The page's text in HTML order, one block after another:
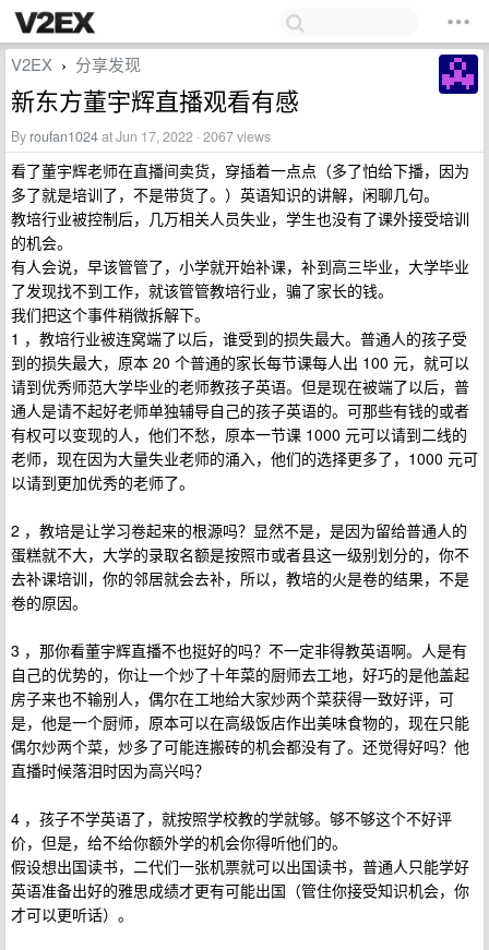
V2EX › 分享发现
新东方董宇辉直播观看有感
By roufan1024at Jun 17, 2022 · 2067 views
看了董宇辉老师在直播间卖货，穿插着一点点（多了怕给下播，因为
多了就是培训了，不是带货了。）英语知识的讲解，闲聊几句。
教培行业被控制后，几万相关人员失业，学生也没有了课外接受培训
的机会。
有人会说，早该管管了，小学就开始补课，补到高三毕业，大学毕业
了发现找不到工作，就该管管教培行业，骗了家长的钱。
我们把这个事件稍微拆解下。
1 ，教培行业被连窝端了以后，谁受到的损失最大。普通人的孩子受
到的损失最大，原本 20 个普通的家长每节课每人出 100 元，就可以
请到优秀师范大学毕业的老师教孩子英语。但是现在被端了以后，普
通人是请不起好老师单独辅导自己的孩子英语的。可那些有钱的或者
有权可以变现的人，他们不愁，原本一节课 1000 元可以请到二线的
老师，现在因为大量失业老师的涌入，他们的选择更多了，1000 元可
以请到更加优秀的老师了。
2 ，教培是让学习卷起来的根源吗？显然不是，是因为留给普通人的
蛋糕就不大，大学的录取名额是按照市或者县这一级别划分的，你不
去补课培训，你的邻居就会去补，所以，教培的火是卷的结果，不是
卷的原因。
3 ，那你看董宇辉直播不也挺好的吗？不一定非得教英语啊。人是有
自己的优势的，你让一个炒了十年菜的厨师去工地，好巧的是他盖起
房子来也不输别人，偶尔在工地给大家炒两个菜获得一致好评，可
是，他是一个厨师，原本可以在高级饭店作出美味食物的，现在只能
偶尔炒两个菜，炒多了可能连搬砖的机会都没有了。还觉得好吗？他
直播时候落泪时因为高兴吗？
4 ，孩子不学英语了，就按照学校教的学就够。够不够这个不好评
价，但是，给不给你额外学的机会你得听他们的。
假设想出国读书，二代们一张机票就可以出国读书，普通人只能学好
英语准备出好的雅思成绩才更有可能出国（管住你接受知识机会，你
才可以更听话）。